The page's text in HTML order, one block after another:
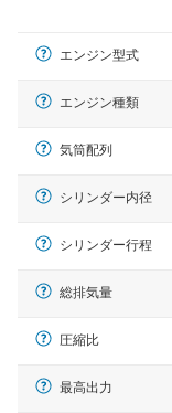
エンジン型式
エンジン種類
気筒配列
シリンダー内径
シリンダー行程
総排気量
圧縮比
最高出力